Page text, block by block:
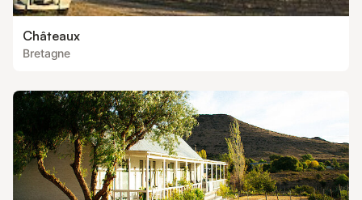
Châteaux
Bretagne